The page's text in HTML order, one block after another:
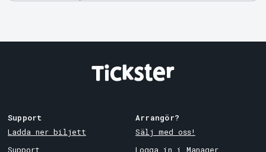
Support
Ladda ner biljett
Support
Arrangör?
Sälj med oss!
Logga in i Manager